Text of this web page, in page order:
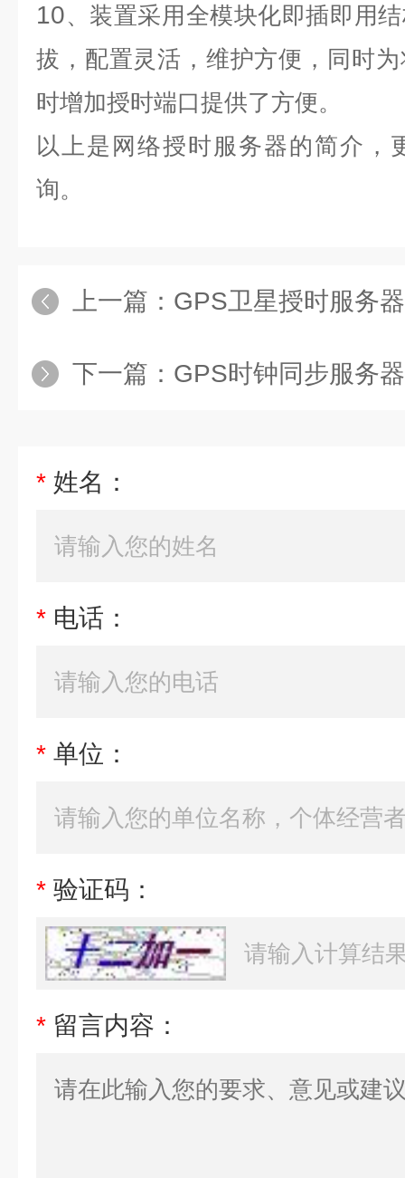
10、装置采用全模块化即插即用
拔，配置灵活，维护方便，同时
时增加授时端口提供了方便。
以上是 网络授时服务器的简介，
询。
上一篇： GPS卫星授时服务
下一篇： GPS时钟同步服务
* 姓名：
* 电话：
* 单位：
* 验证码：
* 留言内容：